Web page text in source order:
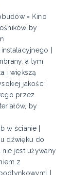
= Kino
by
|
a tym
i większą
jakości
przez
by
w ścianie |
dźwięku do
jest używany
z
|